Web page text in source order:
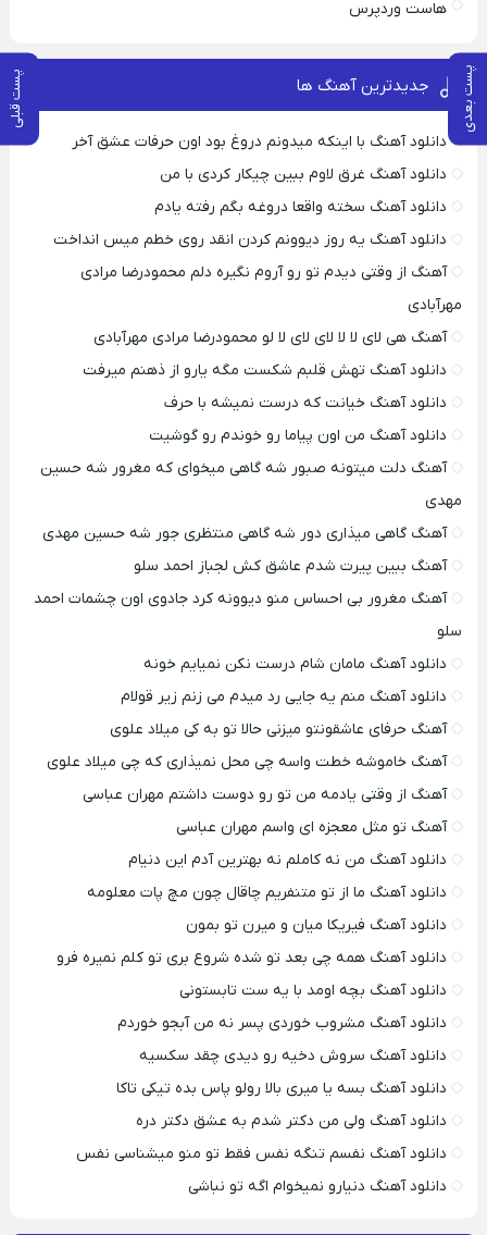
پست بعدی پست قبلی
هاست وردپرس
جدیدترین آهنگ ها
دانلود آهنگ با اینکه میدونم دروغ بود اون حرفات عشق آخر
دانلود آهنگ غرق لاوم ببین چیکار کردی با من
دانلود آهنگ سخته واقعا دروغه بگم رفته یادم
دانلود آهنگ یه روز دیوونم کردن انقد روی خطم میس انداخت
آهنگ از وقتی دیدم تو رو آروم نگیره دلم محمودرضا مرادی
مهرآبادی
آهنگ هی لای لا لا لای لای لا لو محمودرضا مرادی مهرآبادی
دانلود آهنگ تهش قلبم شکست مگه یارو از ذهنم میرفت
دانلود آهنگ خیانت که درست نمیشه با حرف
دانلود آهنگ من اون پیاما رو خوندم رو گوشیت
آهنگ دلت میتونه صبور شه گاهی میخوای که مغرور شه حسین
مهدی
آهنگ گاهی میذاری دور شه گاهی منتظری جور شه حسین مهدی
آهنگ ببین پیرت شدم عاشق کش لجباز احمد سلو
آهنگ مغرور بی احساس منو دیوونه کرد جادوی اون چشمات احمد
سلو
دانلود آهنگ مامان شام درست نکن نمیایم خونه
دانلود آهنگ منم یه جایی رد میدم می زنم زیر قولام
آهنگ حرفای عاشقونتو میزنی حالا تو به کی میلاد علوی
آهنگ خاموشه خطت واسه چی محل نمیذاری که چی میلاد علوی
آهنگ از وقتی یادمه من تو رو دوست داشتم مهران عباسی
آهنگ تو مثل معجزه ای واسم مهران عباسی
دانلود آهنگ من نه کاملم نه بهترین آدم این دنیام
دانلود آهنگ ما از تو متنفریم چاقال چون مچ پات معلومه
دانلود آهنگ فیریکا میان و میرن تو بمون
دانلود آهنگ همه چی بعد تو شده شروع بری تو کلم نمیره فرو
دانلود آهنگ بچه اومد با یه ست تابستونی
دانلود آهنگ مشروب خوردی پسر نه من آبجو خوردم
دانلود آهنگ سروش دخیه رو دیدی چقد سکسیه
دانلود آهنگ بسه یا میری بالا رولو پاس بده تیکی تاکا
دانلود آهنگ ولی من دکتر شدم به عشق دکتر دره
دانلود آهنگ نفسم تنگه نفس فقط تو منو میشناسی نفس
دانلود آهنگ دنیارو نمیخوام اگه تو نباشی